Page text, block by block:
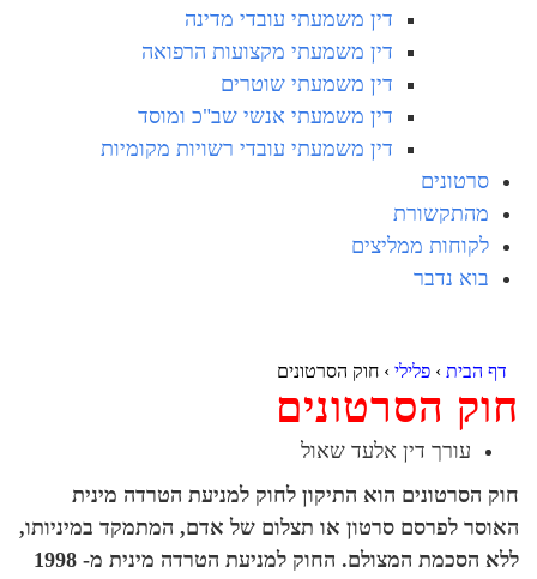
דין משמעתי עובדי מדינה
דין משמעתי מקצועות הרפואה
דין משמעתי שוטרים
דין משמעתי אנשי שב"כ ומוסד
דין משמעתי עובדי רשויות מקומיות
סרטונים
מהתקשורת
לקוחות ממליצים
בוא נדבר
דף הבית › פלילי › חוק הסרטונים
חוק הסרטונים
עורך דין אלעד שאול
חוק הסרטונים הוא התיקון לחוק למניעת הטרדה מינית
האוסר לפרסם סרטון או תצלום של אדם, המתמקד במיניותו,
ללא הסכמת המצולם. החוק למניעת הטרדה מינית מ- 1998